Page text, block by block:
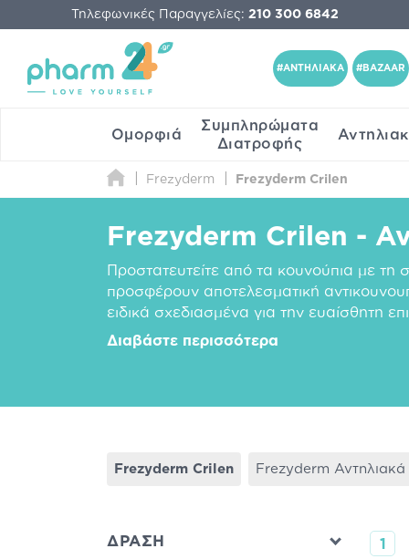
Τηλεφωνικές Παραγγελίες: 210 300 6842
#ΑΝΤΗΛΙΑΚΑ #BAZAAR
Ομορφιά
Συμπληρώματα
Διατροφής
Frezyderm Frezyderm Crilen
Frezyderm Crilen -
Προστατευτείτε από τα κουνούπια με τη
προσφέρουν αποτελεσματική
ειδικά σχεδιασμένα για την ευαίσθητη
Διαβάστε περισσότερα
Frezyderm Crilen Frezyderm Αντηλιακά
ΔΡΑΣΗ 1